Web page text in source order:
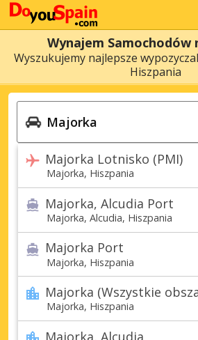
Wynajem Samochodów
Wyszukujemy najlepsze
Hiszpania
Majorka Lotnisko (PMI)
Majorka, Hiszpania
Majorka, Alcudia Port
Majorka, Alcudia, Hiszpania
Majorka Port
Majorka, Hiszpania
Majorka (Wszystkie
Majorka, Hiszpania
Majorka, Alcudia